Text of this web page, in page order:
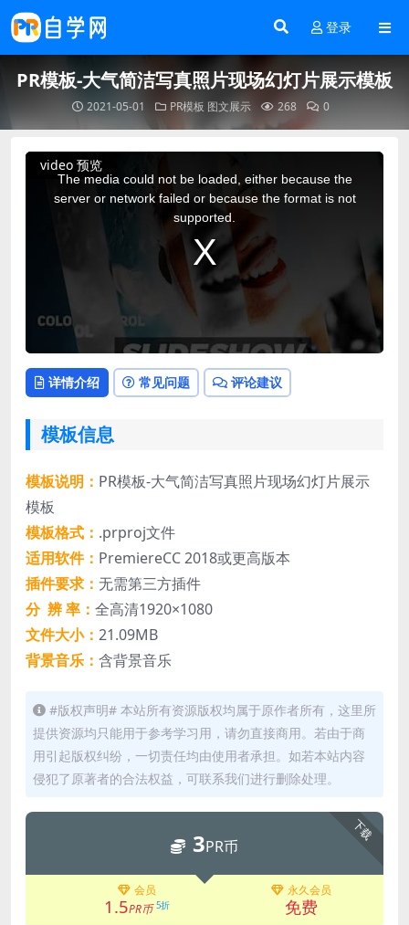
登录
PR模板-大气简洁写真照片现场幻灯片展示模板
2021-05-01 PR模板 图文展示 268 0
video 预览
This
The media could not be loaded, either because the
server or network failed or because the format is not
supported.
详情介绍 常见问题 评论建议
模板信息
模板说明： PR模板-大气简洁写真照片现场幻灯片展示
模板
模板格式： .prproj文件
适用软件： PremiereCC 2018或更高版本
插件要求： 无需第三方插件
分 辨 率： 全高清1920×1080
文件大小： 21.09MB
背景音乐： 含背景音乐
#版权声明# 本站所有资源版权均属于原作者所有，这里所
提供资源均只能用于参考学习用，请勿直接商用。若由于商
用引起版权纠纷，一切责任均由使用者承担。如若本站内容
侵犯了原著者的合法权益，可联系我们进行删除处理。
下载
3PR币
会员
1.5PR币 5折
永久会员
免费